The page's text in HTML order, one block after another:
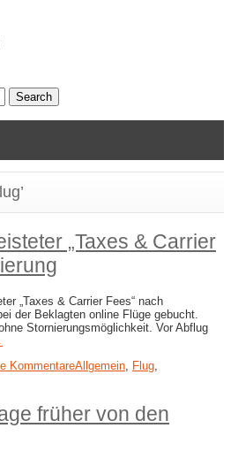
„Taxes & Carrier
„Taxes & Carrier Fees“ nach
der Beklagten online Flüge gebucht.
Stornierungsmöglichkeit. Vor Abflug
KommentareAllgemein, Flug,
früher von den